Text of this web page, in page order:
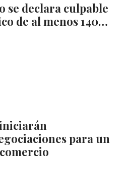
se declara culpable
de al menos 140…
para un